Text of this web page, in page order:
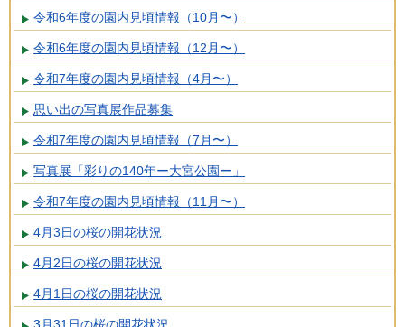
令和6年度の園内見頃情報（10月〜）
令和6年度の園内見頃情報（12月〜）
令和7年度の園内見頃情報（4月〜）
思い出の写真展作品募集
令和7年度の園内見頃情報（7月〜）
写真展「彩りの140年ー大宮公園ー」
令和7年度の園内見頃情報（11月〜）
4月3日の桜の開花状況
4月2日の桜の開花状況
4月1日の桜の開花状況
3月31日の桜の開花状況